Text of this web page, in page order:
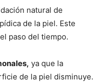
natural de
de la piel. Este
paso del tiempo.
ya que la
de la piel disminuye.